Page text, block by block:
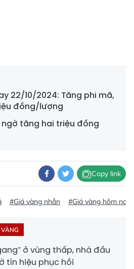
22/10/2024: Tăng phi mã,
đồng/lượng
tăng hai triệu đồng
Copy link
#Giá vàng nhẫn #Giá vàng hôm nay
ở vùng thấp, nhà đầu
tín hiệu phục hồi